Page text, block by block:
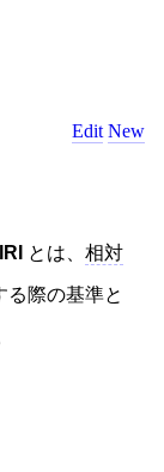
Edit New
IRI とは、 相対
る際の基準と